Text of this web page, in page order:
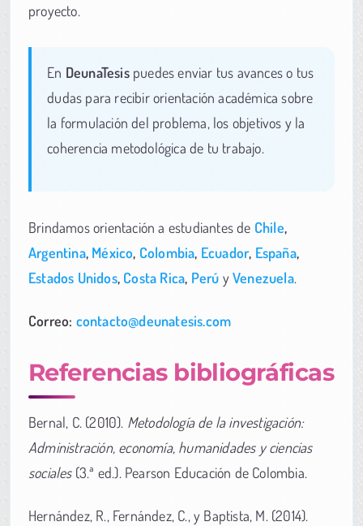
proyecto.
En DeunaTesispuedes enviar tus avances o tus
dudas para recibir orientación académica sobre
la formulación del problema, los objetivos y la
coherencia metodológica de tu trabajo.
Brindamos orientación a estudiantes de Chile,
Argentina, México, Colombia, Ecuador, España,
Estados Unidos, Costa Rica, Perú y Venezuela.
Correo: contacto@deunatesis.com
Referencias bibliográficas
Bernal, C. (2010). Metodología de la investigación:
Administración, economía, humanidades y ciencias
sociales(3.ª ed.). Pearson Educación de Colombia.
Hernández, R., Fernández, C., y Baptista, M. (2014).